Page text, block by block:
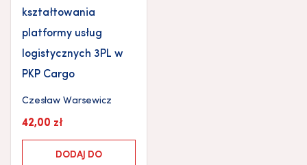
kształtowania
platformy usług
logistycznych 3PL w
PKP Cargo
Czesław Warsewicz
42,00 zł
DODAJ DO